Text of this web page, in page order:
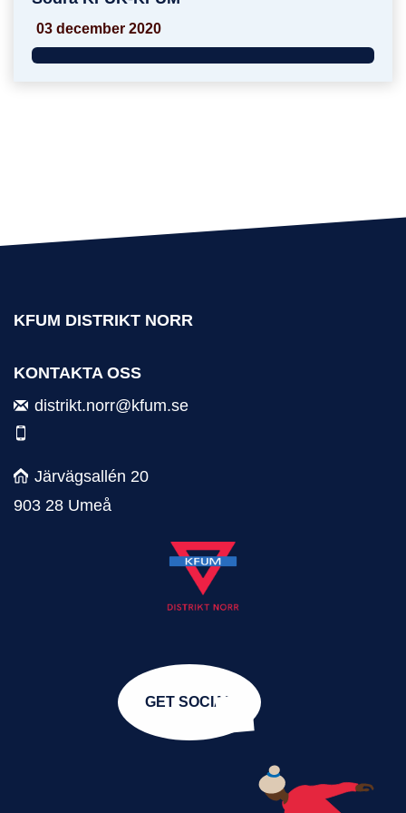
03 december 2020
KFUM DISTRIKT NORR
KONTAKTA OSS
distrikt.norr@kfum.se
Järvägsallén 20
903 28 Umeå
GET SOCIAL